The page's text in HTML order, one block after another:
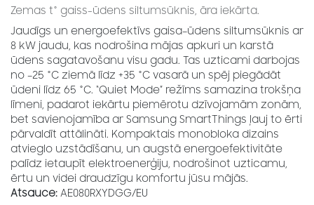
Zemas t° gaiss-ūdens siltumsūknis, āra iekārta.
Jaudīgs un energoefektīvs gaisa–ūdens siltumsūknis ar
8 kW jaudu, kas nodrošina mājas apkuri un karstā
ūdens sagatavošanu visu gadu. Tas uzticami darbojas
no –25 °C ziemā līdz +35 °C vasarā un spēj piegādāt
ūdeni līdz 65 °C. “Quiet Mode” režīms samazina trokšņa
līmeni, padarot iekārtu piemērotu dzīvojamām zonām,
bet savienojamība ar Samsung SmartThings ļauj to ērti
pārvaldīt attālināti. Kompaktais monobloka dizains
atvieglo uzstādīšanu, un augstā energoefektivitāte
palīdz ietaupīt elektroenerģiju, nodrošinot uzticamu,
ērtu un videi draudzīgu komfortu jūsu mājās.
Atsauce: AE080RXYDGG/EU